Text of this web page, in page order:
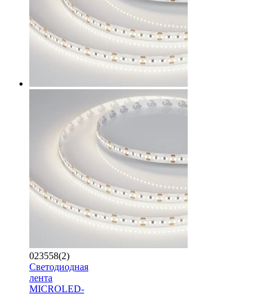
023558(2)
Светодиодная
лента
MICROLED-